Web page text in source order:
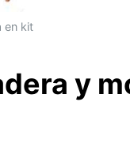
en kit
y